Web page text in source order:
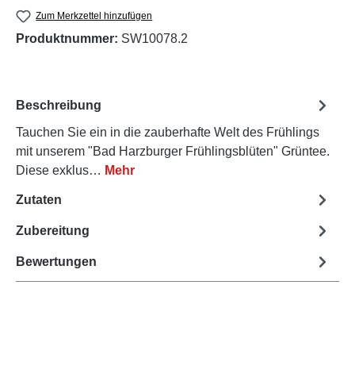
Zum Merkzettel hinzufügen
Produktnummer: SW10078.2
Beschreibung
Tauchen Sie ein in die zauberhafte Welt des Frühlings
mit unserem "Bad Harzburger Frühlingsblüten" Grüntee.
Diese exklus… Mehr
Zutaten
Zubereitung
Bewertungen